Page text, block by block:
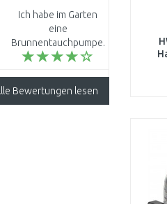
94460
Ich habe im Garten
eine
Brunnentauchpumpe.
Dort habe ich ein
94460 in die
Druckleitung
Bewertungen lesen